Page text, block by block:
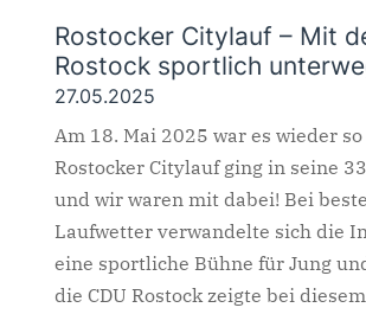
Rostocker Citylauf – Mit
Rostock sportlich
27.05.2025
Am 18. Mai 2025 war es wieder
Rostocker Citylauf ging in seine
und wir waren mit dabei! Bei
Laufwetter verwandelte sich die
eine sportliche Bühne für Jung
die CDU Rostock zeigte bei